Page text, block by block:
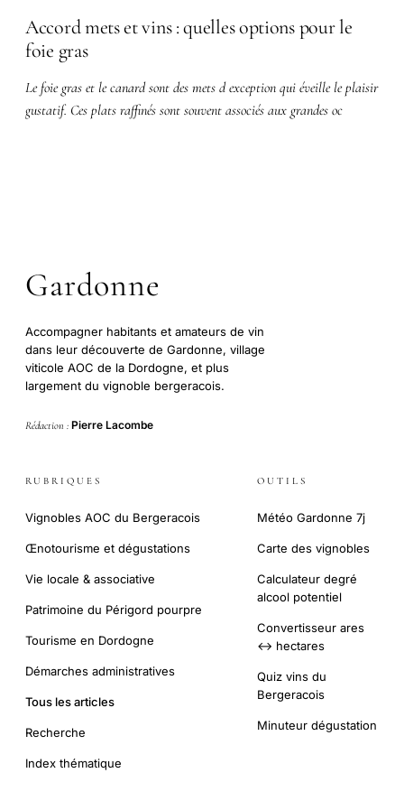
Accord mets et vins : quelles options pour le
foie gras
Le foie gras et le canard sont des mets d exception qui éveille le plaisir
gustatif. Ces plats raffinés sont souvent associés aux grandes oc
Gardonne
Accompagner habitants et amateurs de vin
dans leur découverte de Gardonne, village
viticole AOC de la Dordogne, et plus
largement du vignoble bergeracois.
Rédaction : Pierre Lacombe
RUBRIQUES
Vignobles AOC du Bergeracois
Œnotourisme et dégustations
Vie locale & associative
Patrimoine du Périgord pourpre
Tourisme en Dordogne
Démarches administratives
Tous les articles
Recherche
Index thématique
OUTILS
Météo Gardonne 7j
Carte des vignobles
Calculateur degré
alcool potentiel
Convertisseur ares
↔ hectares
Quiz vins du
Bergeracois
Minuteur dégustation